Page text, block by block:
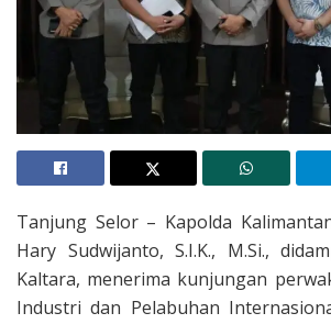
Tanjung Selor – Kapolda
Hary Sudwijanto, S.I.K., M.Si.,
Kaltara, menerima kunjungan
Industri dan Pelabuhan